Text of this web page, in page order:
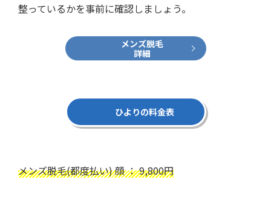
整っているかを事前に確認しましょう。
メンズ脱毛
詳細
ひよりの料金表
メンズ脱毛(都度払い) 顔 ： 9,800円